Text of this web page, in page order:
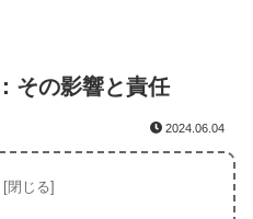
その影響と責任
2024.06.04